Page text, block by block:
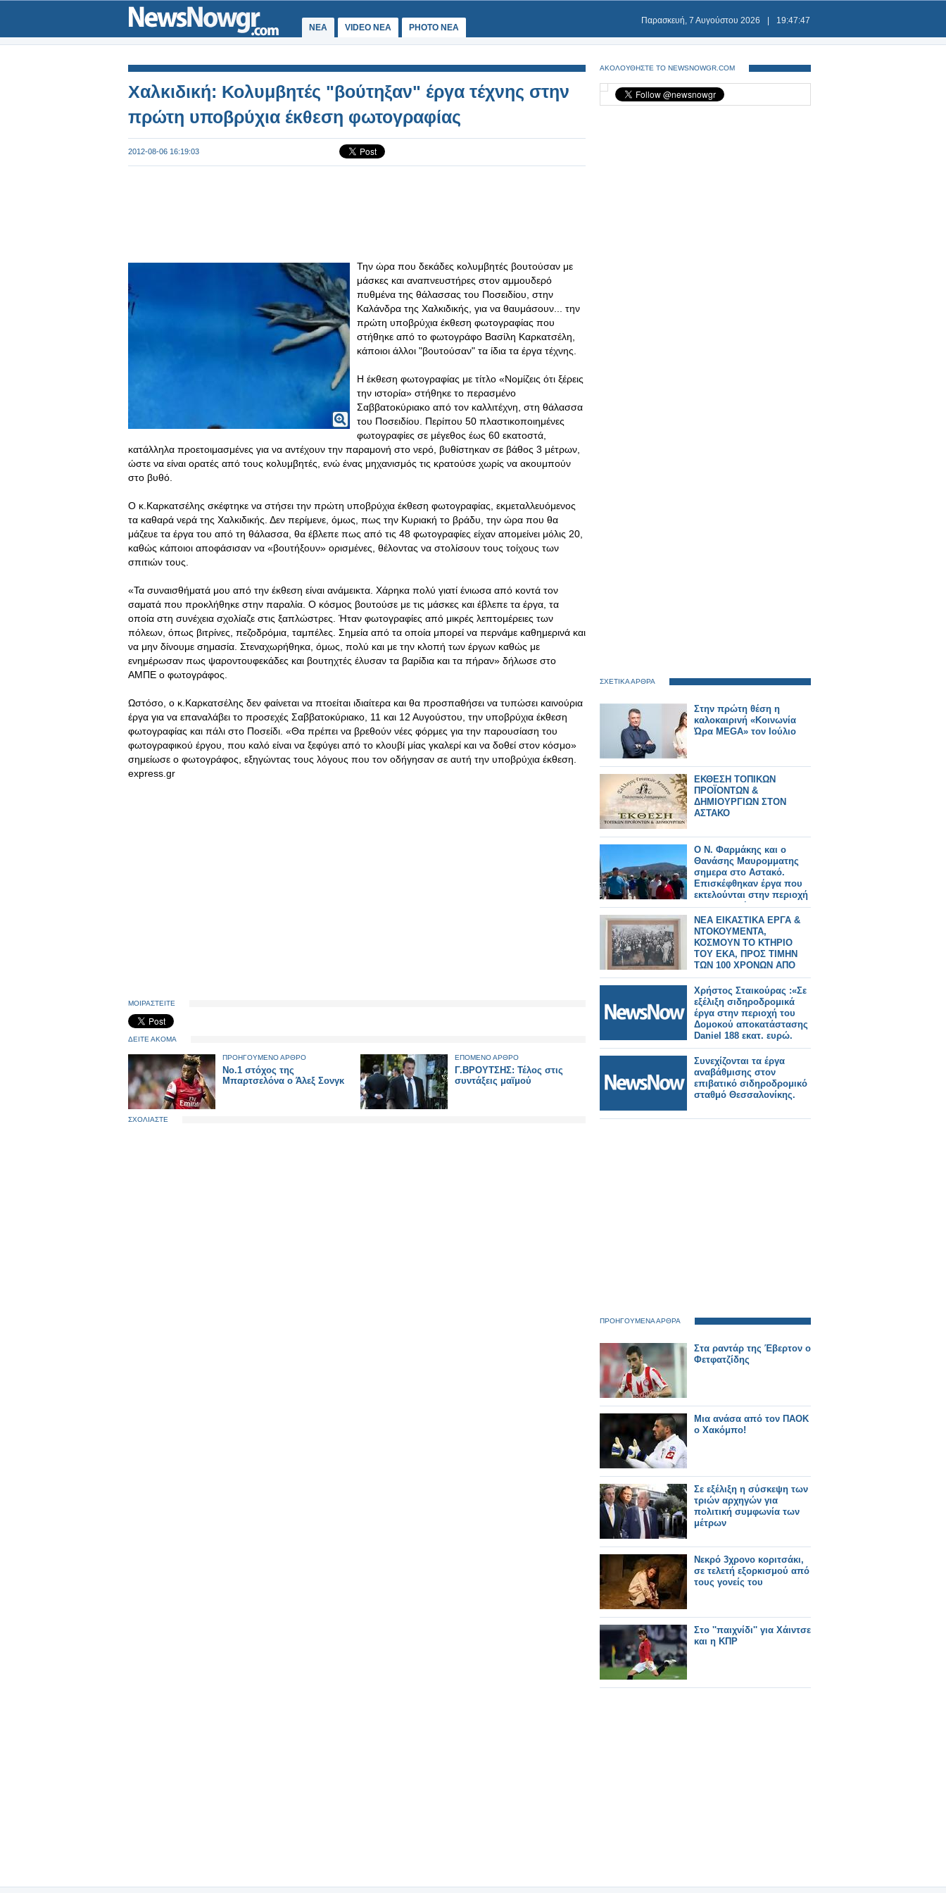
ΝΕΑ VIDEO NEA PHOTO NEA
Παρασκευή, 7 Αυγούστου 2026 19:47:48
Χαλκιδική: Κολυμβητές "βούτηξαν" έργα τέχνης στην
πρώτη υποβρύχια έκθεση φωτογραφίας
2012-08-06 16:19:03
Την ώρα που δεκάδες κολυμβητές βουτούσαν με
μάσκες και αναπνευστήρες στον αμμουδερό
πυθμένα της θάλασσας του Ποσειδίου, στην
Καλάνδρα της Χαλκιδικής, για να θαυμάσουν... την
πρώτη υποβρύχια έκθεση φωτογραφίας που
στήθηκε από το φωτογράφο Βασίλη Καρκατσέλη,
κάποιοι άλλοι "βουτούσαν" τα ίδια τα έργα τέχνης.
Η έκθεση φωτογραφίας με τίτλο «Νομίζεις ότι ξέρεις
την ιστορία» στήθηκε το περασμένο
Σαββατοκύριακο από τον καλλιτέχνη, στη θάλασσα
του Ποσειδίου. Περίπου 50 πλαστικοποιημένες
φωτογραφίες σε μέγεθος έως 60 εκατοστά,
κατάλληλα προετοιμασμένες για να αντέχουν την παραμονή στο νερό, βυθίστηκαν σε βάθος 3 μέτρων,
ώστε να είναι ορατές από τους κολυμβητές, ενώ ένας μηχανισμός τις κρατούσε χωρίς να ακουμπούν
στο βυθό.
Ο κ.Καρκατσέλης σκέφτηκε να στήσει την πρώτη υποβρύχια έκθεση φωτογραφίας, εκμεταλλευόμενος
τα καθαρά νερά της Χαλκιδικής. Δεν περίμενε, όμως, πως την Κυριακή το βράδυ, την ώρα που θα
μάζευε τα έργα του από τη θάλασσα, θα έβλεπε πως από τις 48 φωτογραφίες είχαν απομείνει μόλις 20,
καθώς κάποιοι αποφάσισαν να «βουτήξουν» ορισμένες, θέλοντας να στολίσουν τους τοίχους των
σπιτιών τους.
«Τα συναισθήματά μου από την έκθεση είναι ανάμεικτα. Χάρηκα πολύ γιατί ένιωσα από κοντά τον
σαματά που προκλήθηκε στην παραλία. Ο κόσμος βουτούσε με τις μάσκες και έβλεπε τα έργα, τα
οποία στη συνέχεια σχολίαζε στις ξαπλώστρες. Ήταν φωτογραφίες από μικρές λεπτομέρειες των
πόλεων, όπως βιτρίνες, πεζοδρόμια, ταμπέλες. Σημεία από τα οποία μπορεί να περνάμε καθημερινά και
να μην δίνουμε σημασία. Στεναχωρήθηκα, όμως, πολύ και με την κλοπή των έργων καθώς με
ενημέρωσαν πως ψαροντουφεκάδες και βουτηχτές έλυσαν τα βαρίδια και τα πήραν» δήλωσε στο
ΑΜΠΕ ο φωτογράφος.
Ωστόσο, ο κ.Καρκατσέλης δεν φαίνεται να πτοείται ιδιαίτερα και θα προσπαθήσει να τυπώσει καινούρια
έργα για να επαναλάβει το προσεχές Σαββατοκύριακο, 11 και 12 Αυγούστου, την υποβρύχια έκθεση
φωτογραφίας και πάλι στο Ποσείδι. «Θα πρέπει να βρεθούν νέες φόρμες για την παρουσίαση του
φωτογραφικού έργου, που καλό είναι να ξεφύγει από το κλουβί μίας γκαλερί και να δοθεί στον κόσμο»
σημείωσε ο φωτογράφος, εξηγώντας τους λόγους που τον οδήγησαν σε αυτή την υποβρύχια έκθεση.
express.gr
ΜΟΙΡΑΣΤΕΙΤΕ
ΔΕΙΤΕ ΑΚΟΜΑ
ΠΡΟΗΓΟΥΜΕΝΟ ΑΡΘΡΟ
Νο.1 στόχος της
Μπαρτσελόνα ο Άλεξ Σονγκ
ΕΠΟΜΕΝΟ ΑΡΘΡΟ
Γ.ΒΡΟΥΤΣΗΣ: Τέλος στις
συντάξεις μαϊμού
ΣΧΟΛΙΑΣΤΕ
ΑΚΟΛΟΥΘΗΣΤΕ ΤΟ NEWSNOWGR.COM
ΣΧΕΤΙΚΑ ΑΡΘΡΑ
Στην πρώτη θέση η
καλοκαιρινή «Κοινωνία
Ώρα MEGA» τον Ιούλιο
ΕΚΘΕΣΗ ΤΟΠΙΚΩΝ
ΠΡΟΪΟΝΤΩΝ &
ΔΗΜΙΟΥΡΓΙΩΝ ΣΤΟΝ
ΑΣΤΑΚΟ
Ο Ν. Φαρμάκης και ο
Θανάσης Μαυρομματης
σημερα στο Αστακό.
Επισκέφθηκαν έργα που
εκτελούνται στην περιοχή
και συναντήθηκαν με
φορείς και πολίτες (φωτο-
βιντεο)
ΝΕΑ ΕΙΚΑΣΤΙΚΑ ΕΡΓΑ &
ΝΤΟΚΟΥΜΕΝΤΑ,
ΚΟΣΜΟΥΝ ΤΟ ΚΤΗΡΙΟ
ΤΟΥ ΕΚΑ, ΠΡΟΣ ΤΙΜΗΝ
ΤΩΝ 100 ΧΡΟΝΩΝ ΑΠΟ
ΤΗΝ ΑΙΜΑΤΟΒΑΜΕΝΗ
ΑΠΕΡΓΙΑ ΤΩΝ
ΚΑΠΝΕΡΓΑΤΩΝ (1926) ΤΗΣ
ΠΟΛΗΣ ΜΑΣ
Χρήστος Σταικούρας :«Σε
εξέλιξη σιδηροδρομικά
έργα στην περιοχή του
Δομοκού αποκατάστασης
Daniel 188 εκατ. ευρώ.
Συνεχίζονται τα έργα
αναβάθμισης στον
επιβατικό σιδηροδρομικό
σταθμό Θεσσαλονίκης.
ΠΡΟΗΓΟΥΜΕΝΑ ΑΡΘΡΑ
Στα ραντάρ της Έβερτον ο
Φετφατζίδης
Μια ανάσα από τον ΠΑΟΚ
ο Χακόμπο!
Σε εξέλιξη η σύσκεψη των
τριών αρχηγών για
πολιτική συμφωνία των
μέτρων
Νεκρό 3χρονο κοριτσάκι,
σε τελετή εξορκισμού από
τους γονείς του
Στο ''παιχνίδι'' για Χάιντσε
και η ΚΠΡ